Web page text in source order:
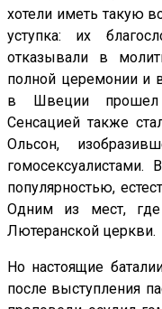
хотели иметь такую
уступка: их
отказывали в
полной церемонии и
в Швеции прошел
Сенсацией также
Ольсон,
гомосексуалистами.
популярностью,
Одним из мест,
Лютеранской церкви.
Но настоящие
после выступления